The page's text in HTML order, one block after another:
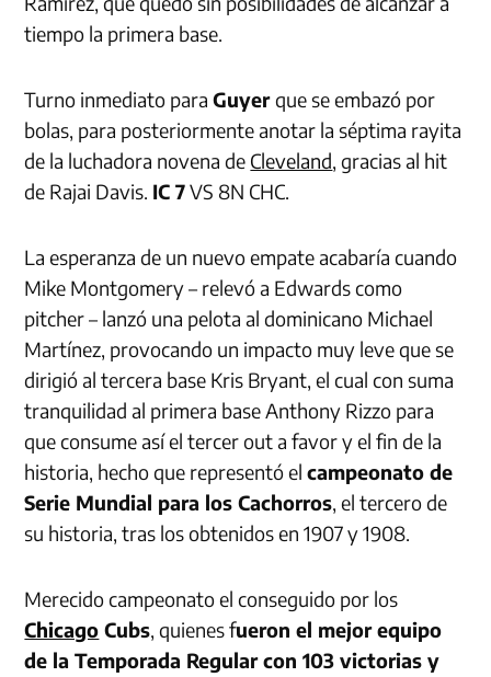
tiempo la primera base.
Turno inmediato paraGuyerque se embazó por
bolas, para posteriormente anotar la séptima rayita
de la luchadora novena de Cleveland, gracias al hit
de Rajai Davis. IC 7VS 8N CHC.
La esperanza de un nuevo empate acabaría cuando
Mike Montgomery – relevó a Edwards como
pitcher – lanzó una pelota al dominicano Michael
Martínez, provocando un impacto muy leve que se
dirigió al tercera base Kris Bryant, el cual con suma
tranquilidad al primera base Anthony Rizzo para
que consume así el tercer out a favor y el fin de la
historia, hecho que representó elcampeonato de
Serie Mundial para los Cachorros, el tercero de
su historia, tras los obtenidos en 1907 y 1908.
Merecido campeonato el conseguido por los
Chicago Cubs, quienes fueron el mejor equipo
de la Temporada Regular con 103 victorias y